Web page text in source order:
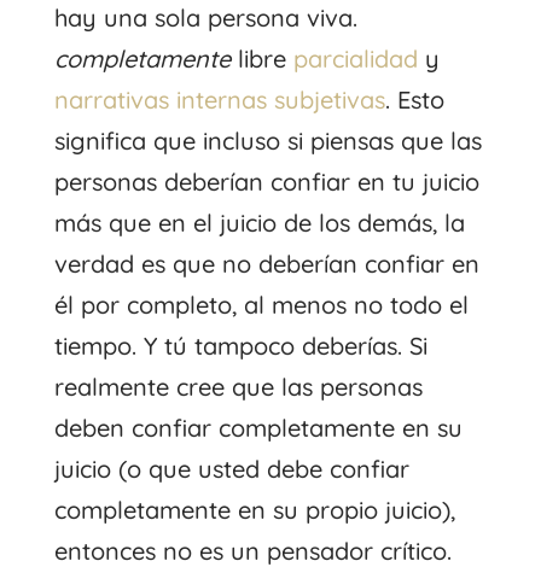
hay una sola persona viva.
completamentelibre parcialidad y
narrativas internas subjetivas. Esto
significa que incluso si piensas que las
personas deberían confiar en tu juicio
más que en el juicio de los demás, la
verdad es que no deberían confiar en
él por completo, al menos no todo el
tiempo. Y tú tampoco deberías. Si
realmente cree que las personas
deben confiar completamente en su
juicio (o que usted debe confiar
completamente en su propio juicio),
entonces no es un pensador crítico.